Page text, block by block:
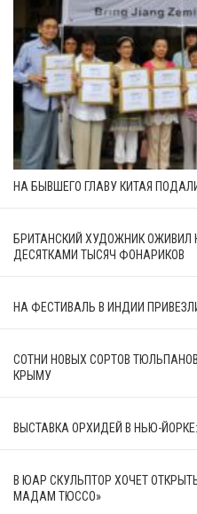
НА БЫВШЕГО ГЛАВУ КИТАЯ
БРИТАНСКИЙ ХУДОЖНИК
ДЕСЯТКАМИ ТЫСЯЧ ФОНАРИКОВ
НА ФЕСТИВАЛЬ В ИНДИИ
СОТНИ НОВЫХ СОРТОВ
КРЫМУ
ВЫСТАВКА ОРХИДЕЙ В НЬЮ-
В ЮАР СКУЛЬПТОР ХОЧЕТ
МАДАМ ТЮССО»